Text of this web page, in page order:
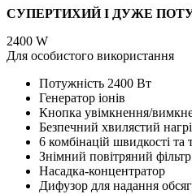
СУПЕРТИХИЙ І ДУЖЕ
2400 W
Для особистого використання
Потужність 2400 Вт
Генератор іонів
Кнопка увімкнення/
Безпечний хвилястий
6 комбінацій швидкості
Знімний повітряний фільтр
Насадка-концентратор
Дифузор для надання